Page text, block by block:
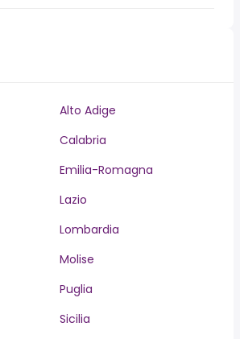
Alto Adige
Calabria
Emilia-Romagna
Lazio
Lombardia
Molise
Puglia
Sicilia